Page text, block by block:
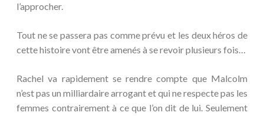
l’approcher.
Tout ne se passera pas comme prévu et les deux héros de
cette histoire vont être amenés à se revoir plusieurs fois…
Rachel va rapidement se rendre compte que Malcolm
n’est pas un milliardaire arrogant et qui ne respecte pas les
femmes contrairement à ce que l’on dit de lui. Seulement